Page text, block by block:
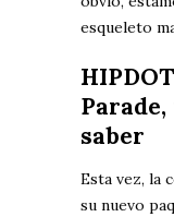
esqueleto
saber
Esta vez, la
su nuevo